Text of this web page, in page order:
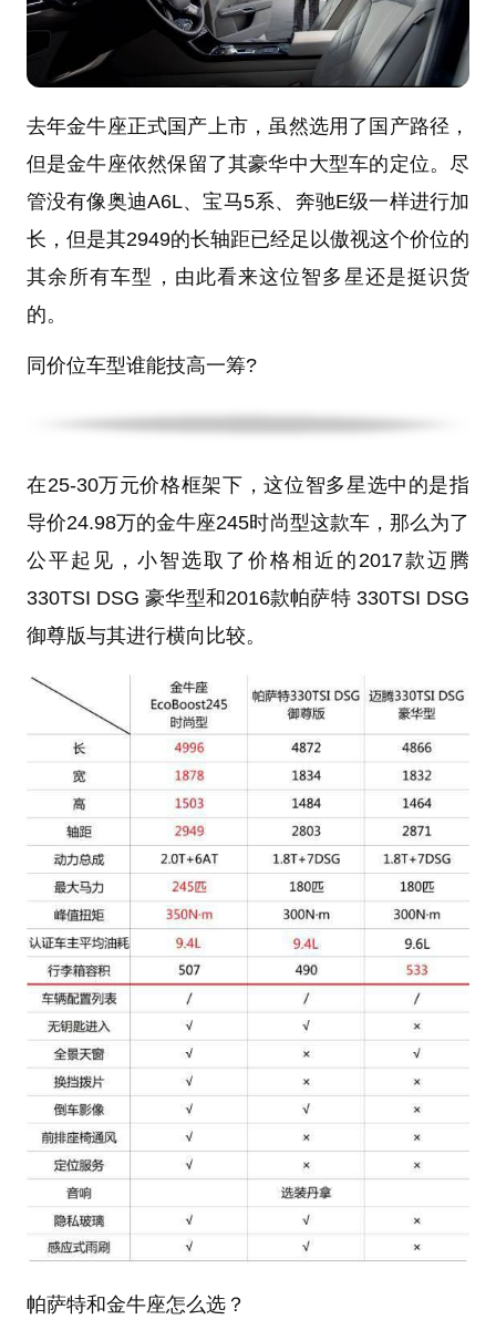
去年金牛座正式国产上市，虽然选用了国产路径，
但是金牛座依然保留了其豪华中大型车的定位。尽
管没有像奥迪A6L、宝马5系、奔驰E级一样进行加
长，但是其2949的长轴距已经足以傲视这个价位的
其余所有车型，由此看来这位智多星还是挺识货
的。
同价位车型谁能技高一筹?
在25-30万元价格框架下，这位智多星选中的是指
导价24.98万的金牛座245时尚型这款车，那么为了
公平起见，小智选取了价格相近的2017款迈腾
330TSI DSG 豪华型和2016款帕萨特 330TSI DSG
御尊版与其进行横向比较。
帕萨特和金牛座怎么选？